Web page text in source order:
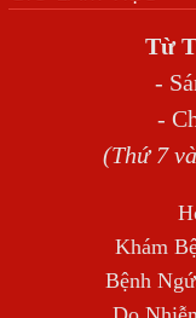
THẦN
BỆNH GIUN XOẮN
Địa Chỉ Điều Trị
TỔNG QUAN VỀ
Đầu Hàng Vì Trị
NHIỄM TRÙNG
NGUYÊN PHÁT
Từ
-
-
(Thứ 7
Khám
Bệnh